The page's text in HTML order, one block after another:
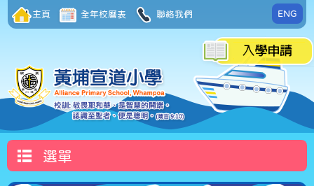
主頁 全年校曆表 聯絡我們 ENG
選單